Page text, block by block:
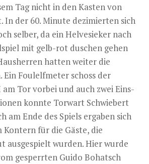
Tag nicht in den Kasten von
In der 60. Minute dezimierten sich
selber, da ein Helvesieker nach
mit gelb-rot duschen gehen
hatten weiter die
Ein Foulelfmeter schoss der
Tor vorbei und auch zwei Eins-
konnte Torwart Schwiebert
am Ende des Spiels ergaben sich
Kontern für die Gäste, die
ausgespielt wurden. Hier wurde
gesperrten Guido Bohatsch